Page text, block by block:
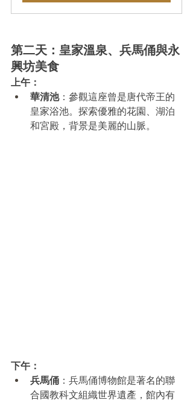
第二天：皇家溫泉、兵馬俑與永
興坊美食
上午：
華清池：參觀這座曾是唐代帝王的
皇家浴池。探索優雅的花園、湖泊
和宮殿，背景是美麗的山脈。
下午：
兵馬俑 ：兵馬俑博物館是著名的聯
合國教科文組織世界遺產，館內有